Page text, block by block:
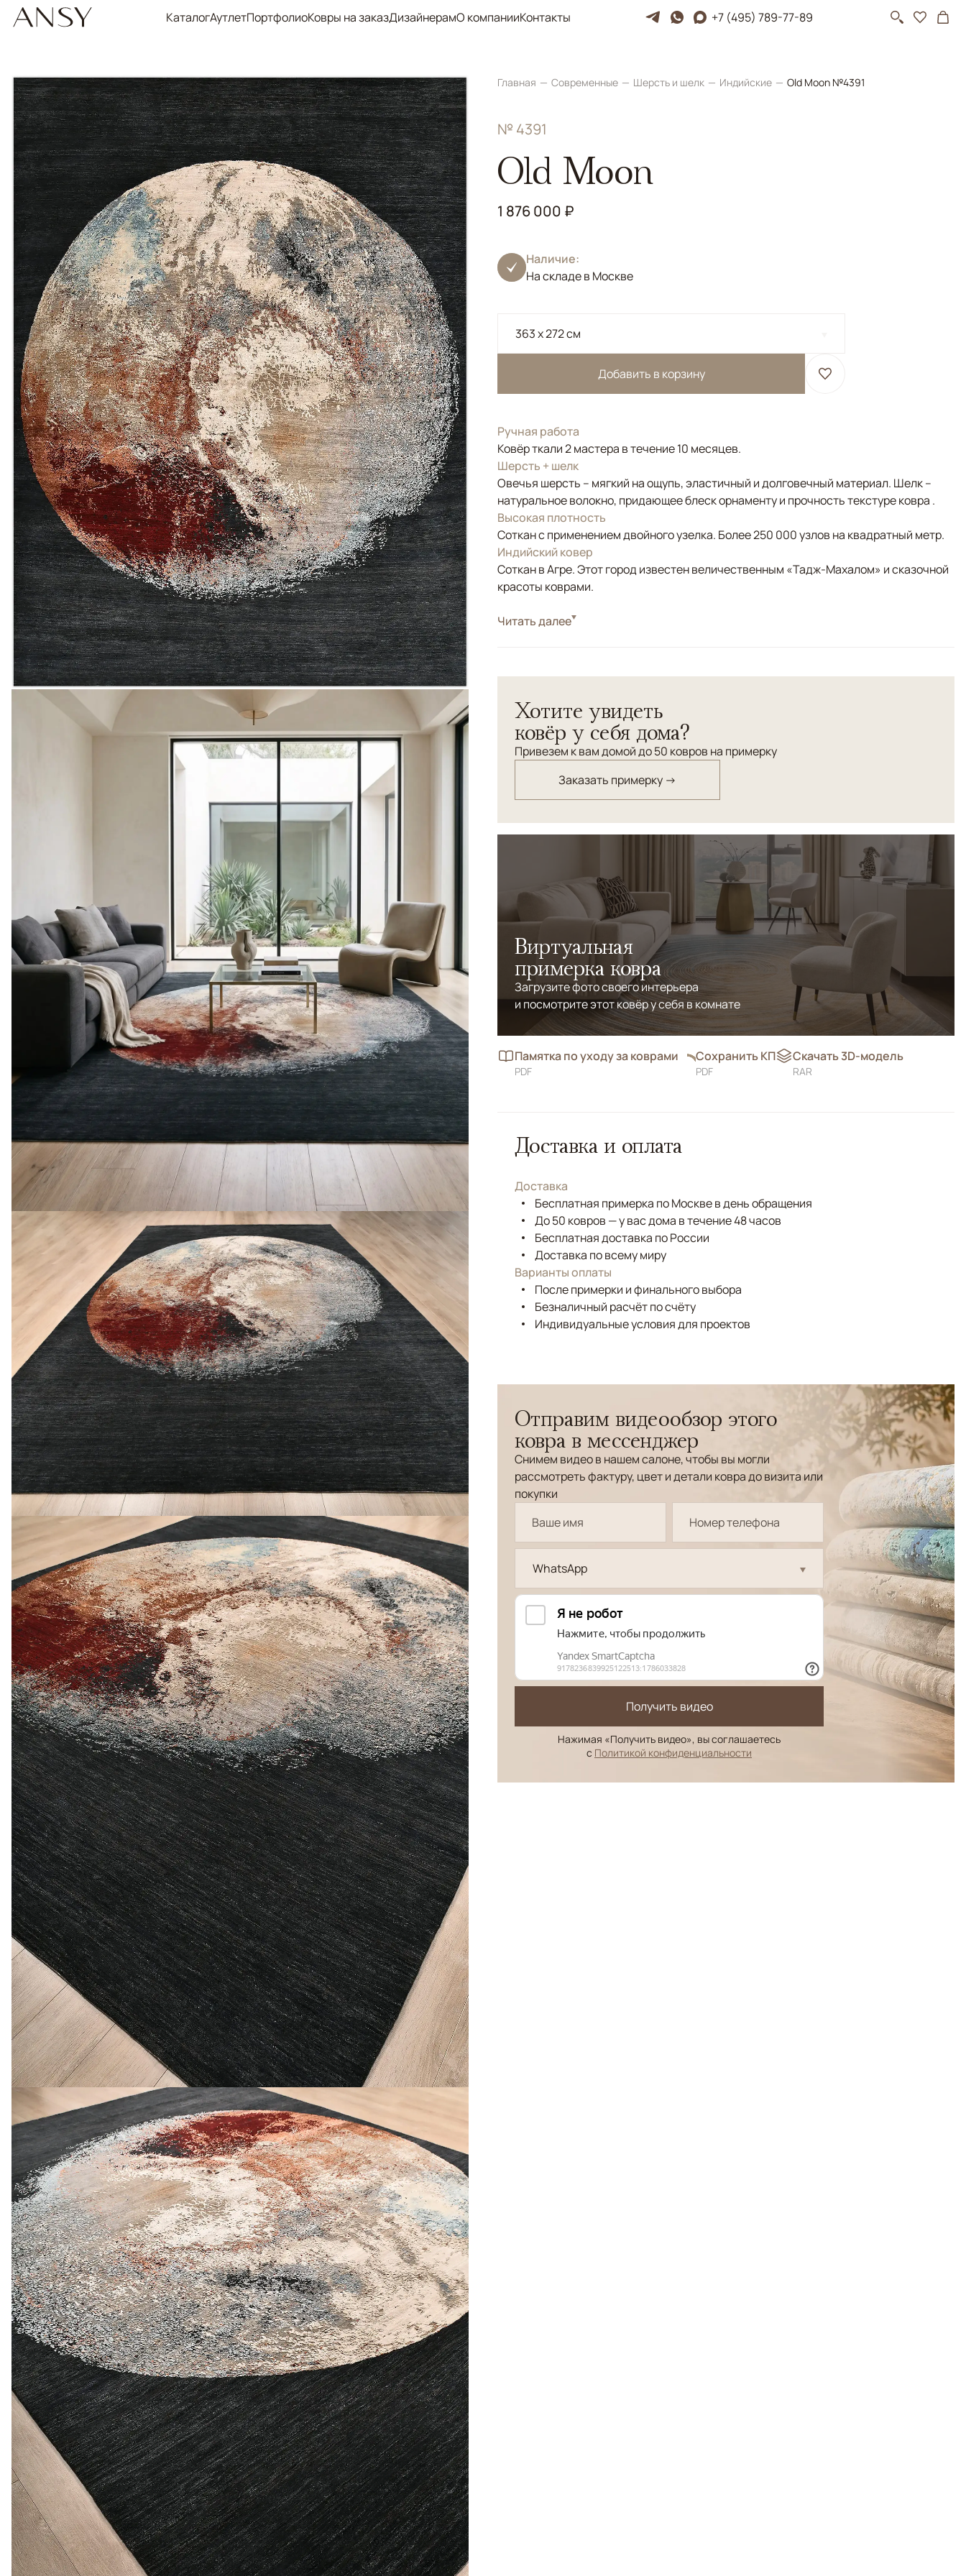
КаталогАутлетПортфолиоКовры на заказДизайнерамО компанииКонтакты +7 (495) 789-77-89
Главная Современные Шерсть и шелк Индийские Old Moon №4391
№ 4391
Old Moon
1 876 000 ₽
Наличие:
На складе в Москве
363 x 272 см
Добавить в корзину
Ручная работа
Ковёр ткали 2 мастера в течение 10 месяцев.
Шерсть + шелк
Овечья шерсть – мягкий на ощупь, эластичный и долговечный материал. Шелк –
натуральное волокно, придающее блеск орнаменту и прочность текстуре ковра .
Высокая плотность
Соткан с применением двойного узелка. Более 250 000 узлов на квадратный метр.
Индийский ковер
Соткан в Агре. Этот город известен величественным «Тадж-Махалом» и сказочной
красоты коврами.
СтильСовременные
УзорыАбстрактный
Читать далее
Хотите увидеть
ковёр у себя дома?
Привезем к вам домой до 50 ковров на примерку
Заказать примерку →
Виртуальная
примерка ковра
Загрузите фото своего интерьера
и посмотрите этот ковёр у себя в комнате
Памятка по уходу за коврами
PDF
Сохранить КП
PDF
Скачать 3D-модель
RAR
Доставка и оплата
Доставка
Бесплатная примерка по Москве в день обращения
До 50 ковров — у вас дома в течение 48 часов
Бесплатная доставка по России
Доставка по всему миру
Варианты оплаты
После примерки и финального выбора
Безналичный расчёт по счёту
Индивидуальные условия для проектов
Отправим видеообзор этого
ковра в мессенджер
Снимем видео в нашем салоне, чтобы вы могли
рассмотреть фактуру, цвет и детали ковра до визита или
покупки
WhatsApp
Получить видео
Нажимая «Получить видео», вы соглашаетесь
с Политикой конфиденциальности